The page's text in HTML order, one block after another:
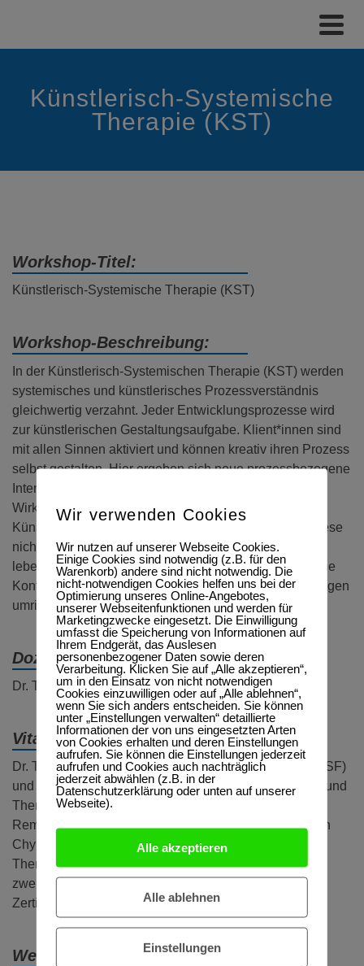
Künstlerisch-Systemische
Therapie (KST)
Workshop-Titel:
Künstlerisch-Systemische Therapie (KST)
Workshop-Beschreibung:
In der Künstlerisch-Systemischen Therapie (KST) werden
systemisches und künstlerisches Prozessverständnis
gleichwertig verzahnt. Jeder Entwicklungsprozesse wird
zur künstlerischen Gestaltungsaufgabe. Klient*innen sind
mit allen Sinnen aktiviert und können kreativ ihren Prozess
selbst gestalten. Hier ergeben sich neue prozessbezogene
Interventionsformen mit hoher therapeutischer
Wirksamkeit.
Künstlerisch-Systemische Therapeut*innen können diese
nicht-heilkundliche Prozessform in vielfältige
lebensweltliche, künstlerische und auch arbeitsweltliche
Kontexte einbringen. Im Workshop werden die Grundlagen
umrissen und in Übungen umgesetzt.
Dozent:
Dr. Thomas Reyer
Vita:
Dr. Thomas Reyer ist Systemischer Lehrtherapeut (DGSF)
und Didaktiker und unterrichtet Systemische Beratung und
Therapie an der Akademie der Kulturellen Bildung in
Remscheid. Zusammen mit Sandra Anklam und Fabian
Chyle-Silvestri hat er die Künstlerisch-Systemische
Therapie in dieser Form entwickelt. Sie gilt seit 2018
zweijährige Therapie-Aufbauweiterbildung mit DGSF-
Zertifikat.
Website:
Wir verwenden Cookies
Wir nutzen auf unserer Webseite Cookies.
Einige Cookies sind notwendig (z.B. für den
Warenkorb) andere sind nicht notwendig. Die
nicht-notwendigen Cookies helfen uns bei der
Optimierung unseres Online-Angebotes,
unserer Webseitenfunktionen und werden für
Marketingzwecke eingesetzt. Die Einwilligung
umfasst die Speicherung von Informationen auf
Ihrem Endgerät, das Auslesen
personenbezogener Daten sowie deren
Verarbeitung. Klicken Sie auf „Alle akzeptieren“,
um in den Einsatz von nicht notwendigen
Cookies einzuwilligen oder auf „Alle ablehnen“,
wenn Sie sich anders entscheiden. Sie können
unter „Einstellungen verwalten“ detaillierte
Informationen der von uns eingesetzten Arten
von Cookies erhalten und deren Einstellungen
aufrufen. Sie können die Einstellungen jederzeit
aufrufen und Cookies auch nachträglich
jederzeit abwählen (z.B. in der
Datenschutzerklärung oder unten auf unserer
Webseite).
Alle akzeptieren
Alle ablehnen
Einstellungen